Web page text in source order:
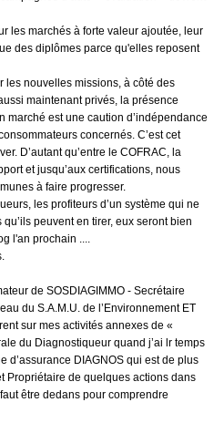
les marchés à forte valeur ajoutée, leur
des diplômes parce qu'elles reposent
les nouvelles missions, à côté des
maintenant privés, la présence
marché est une caution d’indépendance
concernés. C’est cet
D’autant qu’entre le COFRAC, la
et jusqu’aux certifications, nous
à faire progresser.
les profiteurs d’un système qui ne
peuvent en tirer, eux seront bien
l'an prochain ....
de SOSDIAGIMMO - Secrétaire
du S.A.M.U. de l’Environnement ET
sur mes activités annexes de «
du Diagnostiqueur quand j’ai lr temps
d’assurance DIAGNOS qui est de plus
Propriétaire de quelques actions dans
être dedans pour comprendre